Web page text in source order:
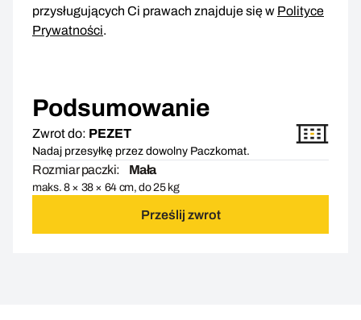
przysługujących Ci prawach znajduje się w Polityce
Prywatności.
Podsumowanie
Zwrot do: PEZET
Nadaj przesyłkę przez dowolny Paczkomat.
Rozmiar paczki: Mała
maks. 8 × 38 × 64 cm, do 25 kg
Prześlij zwrot